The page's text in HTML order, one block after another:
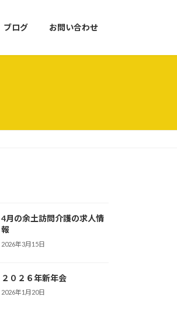
ブログ お問い合わせ
4月の余土訪問介護の求人情
報
2026年3月15日
２０２６年新年会
2026年1月20日